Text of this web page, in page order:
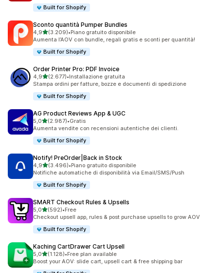
Built for Shopify
Sconto quantità Pumper Bundles
4,9stelle su 5
(3.209)
3209 recensioni totali
•Piano gratuito disponibile
Aumenta l’AOV con bundle, regali gratis e sconti per quantità!
Built for Shopify
Order Printer Pro: PDF Invoice
4,9stelle su 5
(2.677)
2677 recensioni totali
•Installazione gratuita
Stampa ordini per fatture, bozze e documenti di spedizione
Built for Shopify
AG Product Reviews App & UGC
5,0stelle su 5
(2.987)
2987 recensioni totali
•Gratis
Aumenta vendite con recensioni autentiche dei clienti.
Built for Shopify
Notify! PreOrder|Back in Stock
4,9stelle su 5
(3.496)
3496 recensioni totali
•Piano gratuito disponibile
Notifiche automatiche di disponibilità via Email/SMS/Push
Built for Shopify
SMART Checkout Rules & Upsells
5,0stelle su 5
(592)
592 recensioni totali
•Free
Checkout upsell app, rules & post purchase upsells to grow AOV
Built for Shopify
Kaching CartDrawer Cart Upsell
5,0stelle su 5
(1.128)
1128 recensioni totali
•Free plan available
Boost your AOV: slide cart, upsell cart & free shipping bar